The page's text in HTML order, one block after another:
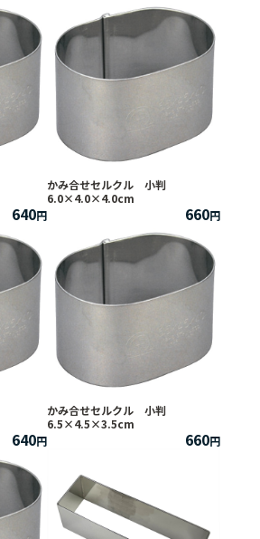
640
かみ合せセルクル 小判
6.0×4.0×4.0cm
660
640
かみ合せセルクル 小判
6.5×4.5×3.5cm
660